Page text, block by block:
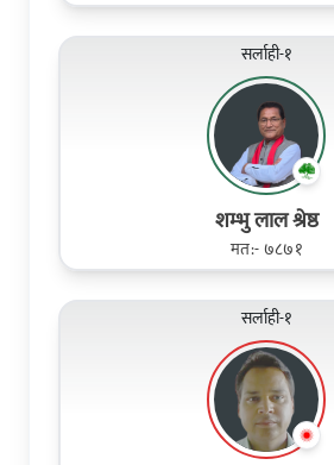
सर्लाही-१
शम्भु लाल श्रेष्ठ
मत:- ७८७१
सर्लाही-१